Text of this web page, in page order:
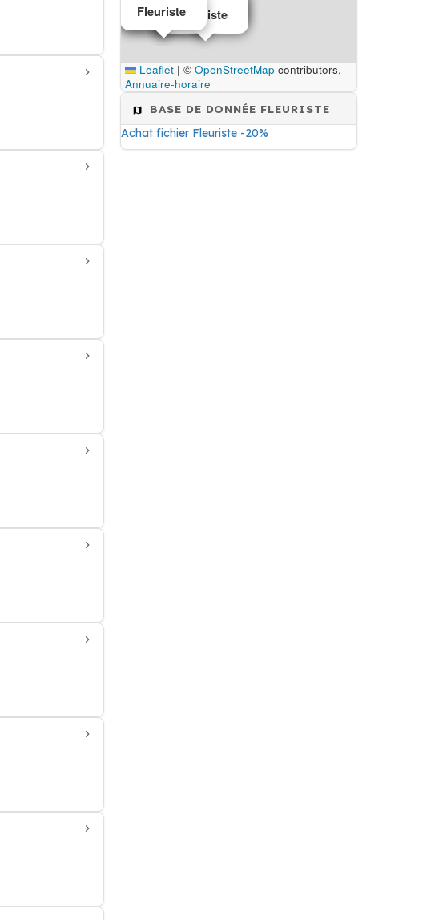
FleuristeFleuriste
Fleuriste
Fleuriste
Fleuriste
Leaflet | © OpenStreetMap contributors,
Annuaire-horaire
BASE DE DONNÉE FLEURISTE
Achat fichier Fleuriste -20%